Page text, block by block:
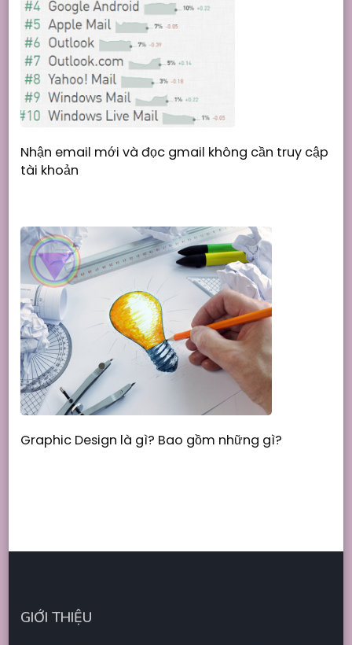
Nhận email mới và đọc gmail không cần truy cập
tài khoản
Graphic Design là gì? Bao gồm những gì?
GIỚI THIỆU